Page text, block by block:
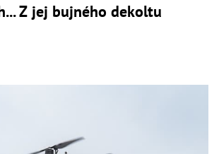
Z jej bujného dekoltu